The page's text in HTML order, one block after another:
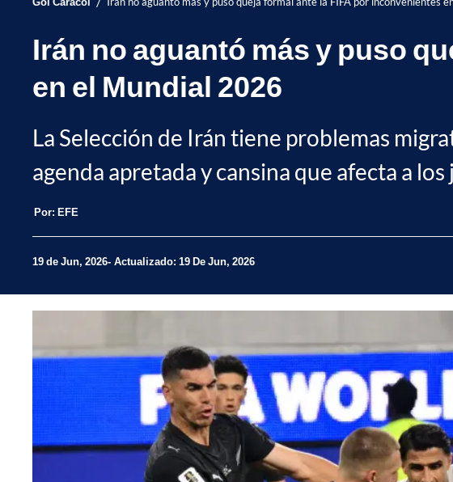
Irán no aguantó más y puso
en el Mundial 2026
La Selección de Irán tiene problemas
agenda apretada y cansina que afecta a
Por: EFE
19 de Jun, 2026 Actualizado: 19 De Jun, 2026